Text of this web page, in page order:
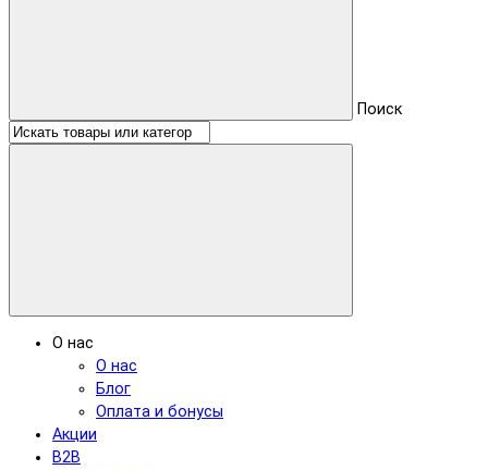
Поиск
О нас
О нас
Блог
Оплата и бонусы
Акции
B2B